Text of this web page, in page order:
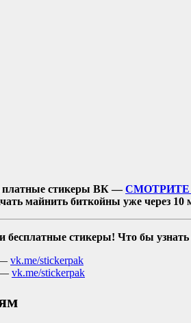
платные стикеры ВК —СМОТРИТЕ
майнить биткойны уже через 10
бесплатные стикеры! Что бы
vk.me/stickerpak
— vk.me/stickerpak